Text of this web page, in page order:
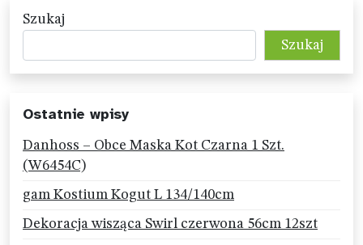
Szukaj
Szukaj
Ostatnie wpisy
Danhoss – Obce Maska Kot Czarna 1 Szt.
(W6454C)
gam Kostium Kogut L 134/140cm
Dekoracja wisząca Swirl czerwona 56cm 12szt